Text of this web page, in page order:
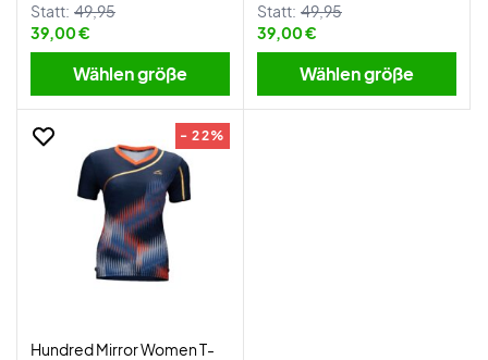
Statt: 49,95
39,00 €
Wählen größe
Statt: 49,95
39,00 €
Wählen größe
- 22%
Hundred Mirror Women T-